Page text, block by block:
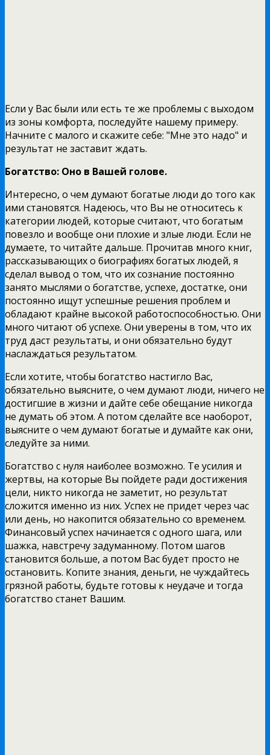
Если у Вас были или есть те же проблемы с выходом
из зоны комфорта, последуйте нашему примеру.
Начните с малого и скажите себе: "Мне это надо" и
результат не заставит ждать.
Богатство: Оно в Вашей голове.
Интересно, о чем думают богатые люди до того как
ими становятся. Надеюсь, что Вы не относитесь к
категории людей, которые считают, что богатым
повезло и вообще они плохие и злые люди. Если не
думаете, то читайте дальше. Прочитав много книг,
рассказывающих о биографиях богатых людей, я
сделал вывод о том, что их сознание постоянно
занято мыслями о богатстве, успехе, достатке, они
постоянно ищут успешные решения проблем и
обладают крайне высокой работоспособностью. Они
много читают об успехе. Они уверены в том, что их
труд даст результаты, и они обязательно будут
наслаждаться результатом.
Если хотите, чтобы богатство настигло Вас,
обязательно выясните, о чем думают люди, ничего не
достигшие в жизни и дайте себе обещание никогда
не думать об этом. А потом сделайте все наоборот,
выясните о чем думают богатые и думайте как они,
следуйте за ними.
Богатство с нуля наиболее возможно. Те усилия и
жертвы, на которые Вы пойдете ради достижения
цели, никто никогда не заметит, но результат
сложится именно из них. Успех не придет через час
или день, но накопится обязательно со временем.
Финансовый успех начинается с одного шага, или
шажка, навстречу задуманному. Потом шагов
становится больше, а потом Вас будет просто не
остановить. Копите знания, деньги, не чуждайтесь
грязной работы, будьте готовы к неудаче и тогда
богатство станет Вашим.